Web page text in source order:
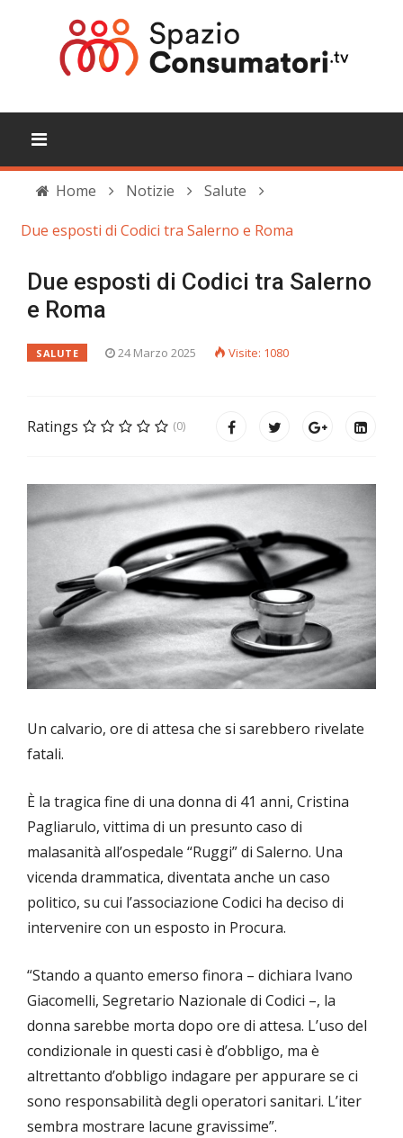
Home Notizie
Salute
Due esposti di Codici tra Salerno e Roma
Due esposti di Codici tra Salerno
e Roma
SALUTE 24 Marzo 2025 Visite: 1080
Ratings (0)
Un calvario, ore di attesa che si sarebbero rivelate
fatali.
È la tragica fine di una donna di 41 anni, Cristina
Pagliarulo, vittima di un presunto caso di
malasanità all’ospedale “Ruggi” di Salerno. Una
vicenda drammatica, diventata anche un caso
politico, su cui l’associazione Codici ha deciso di
intervenire con un esposto in Procura.
“Stando a quanto emerso finora – dichiara Ivano
Giacomelli, Segretario Nazionale di Codici –, la
donna sarebbe morta dopo ore di attesa. L’uso del
condizionale in questi casi è d’obbligo, ma è
altrettanto d’obbligo indagare per appurare se ci
sono responsabilità degli operatori sanitari. L’iter
sembra mostrare lacune gravissime”.